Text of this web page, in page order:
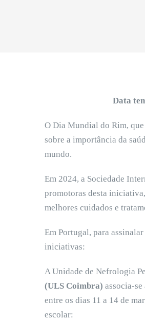
Data
O Dia Mundial do Rim,
sobre a importância da
mundo.
Em 2024, a Sociedade
promotoras desta
melhores cuidados e
Em Portugal, para
iniciativas:
A Unidade de Nefrologia
(ULS Coimbra) associa-
entre os dias 11 a 14 de
escolar: